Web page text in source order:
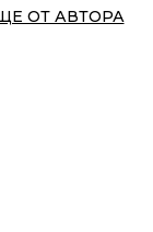
ОТ АВТОРА